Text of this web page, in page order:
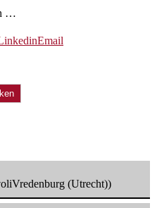
…
Email
(Utrecht))